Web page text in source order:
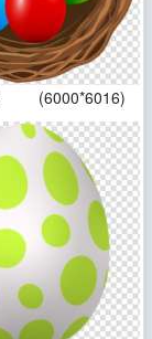
(6000*6016)